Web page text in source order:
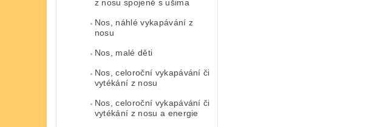
z nosu spojené s ušima
Nos, náhlé vykapávání z
nosu
Nos, malé děti
Nos, celoroční vykapávání či
vytékání z nosu
Nos, celoroční vykapávání či
vytékání z nosu a energie